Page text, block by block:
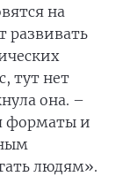
на
развивать
тут нет
она. –
форматы и
людям».